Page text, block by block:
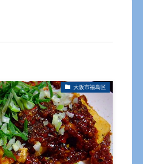
大阪市福島区